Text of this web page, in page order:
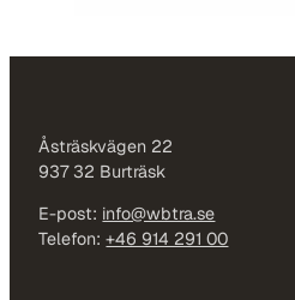
Åsträskvägen 22
937 32 Burträsk
E-post: info@wbtra.se
Telefon:+46 914 291 00